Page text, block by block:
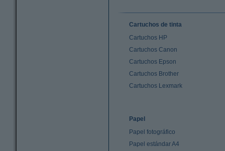
Cartuchos de tinta
Cartuchos HP
Cartuchos Canon
Cartuchos Epson
Cartuchos Brother
Cartuchos Lexmark
Papel
Papel fotográfico
Papel estándar A4